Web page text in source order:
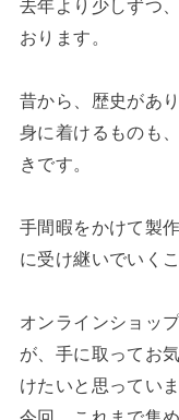
去年より少しずつ
おります。
昔から、歴史があ
身に着けるものも
きです。
手間暇をかけて製
に受け継いでいく
オンラインショッ
が、手に取ってお
けたいと思っていま